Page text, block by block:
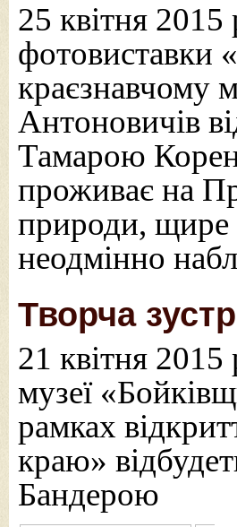
25 квітня 2015
краєзнавчому
Антоновичів
Тамарою
проживає на
природи, щире
неодмінно
Творча
21 квітня
музеї
рамках
краю»
Бандерою